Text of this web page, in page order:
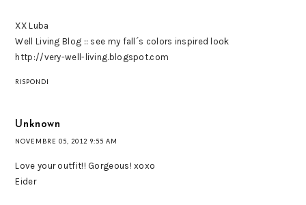
XX Luba
Well Living Blog :: see my fall´s colors inspired look
http://very-well-living.blogspot.com
RISPONDI
Unknown
NOVEMBRE 05, 2012 9:55 AM
Love your outfit!! Gorgeous! xoxo
Eider